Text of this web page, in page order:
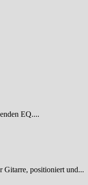
EQ....
Gitarre, positioniert und...